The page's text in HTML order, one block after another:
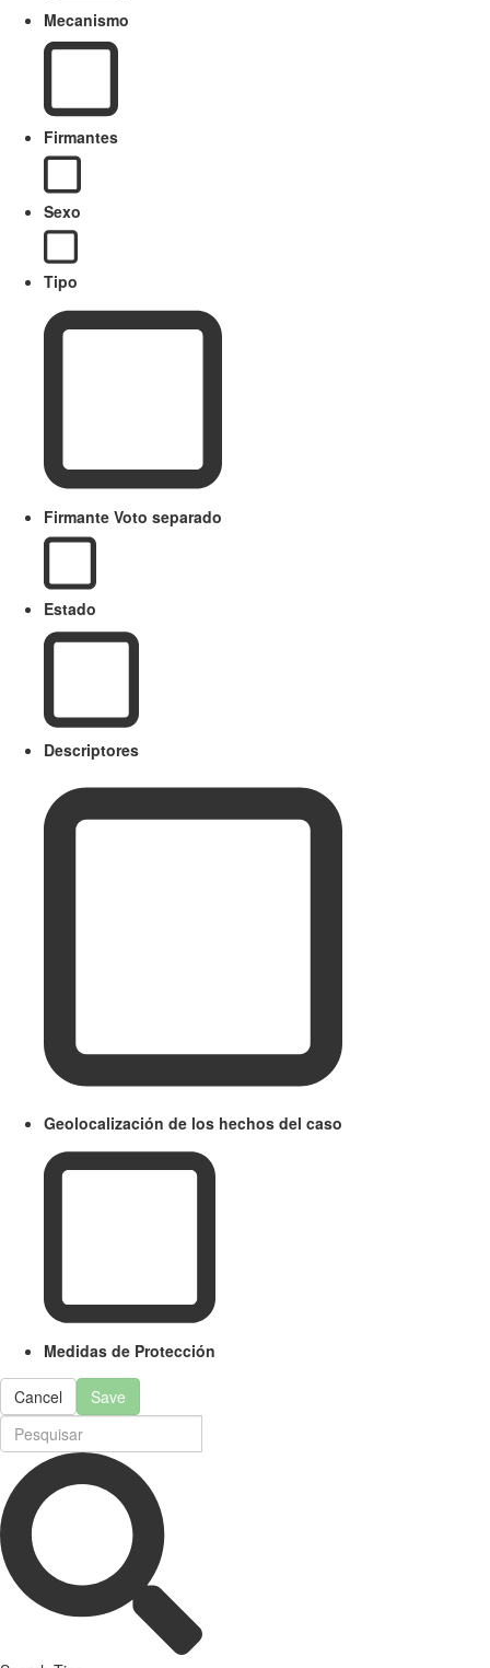
Mecanismo
Firmantes
Sexo
Tipo
Firmante Voto separado
Estado
Descriptores
Geolocalización de los hechos del caso
Medidas de Protección
Cancel Save